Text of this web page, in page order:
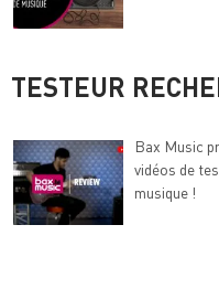
TESTEUR
Bax Music
vidéos de
musique !